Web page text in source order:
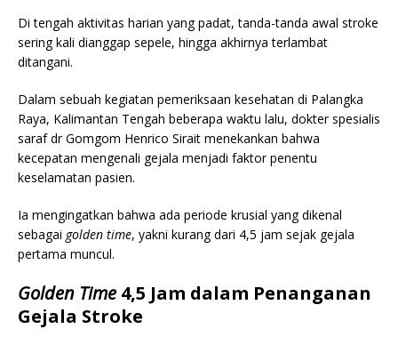
Di tengah aktivitas harian yang padat, tanda-tanda awal stroke
sering kali dianggap sepele, hingga akhirnya terlambat
ditangani.
Dalam sebuah kegiatan pemeriksaan kesehatan di Palangka
Raya, Kalimantan Tengah beberapa waktu lalu, dokter spesialis
saraf dr Gomgom Henrico Sirait menekankan bahwa
kecepatan mengenali gejala menjadi faktor penentu
keselamatan pasien.
Ia mengingatkan bahwa ada periode krusial yang dikenal
sebagai golden time, yakni kurang dari 4,5 jam sejak gejala
pertama muncul.
Golden Time4,5 Jam dalam Penanganan
Gejala Stroke